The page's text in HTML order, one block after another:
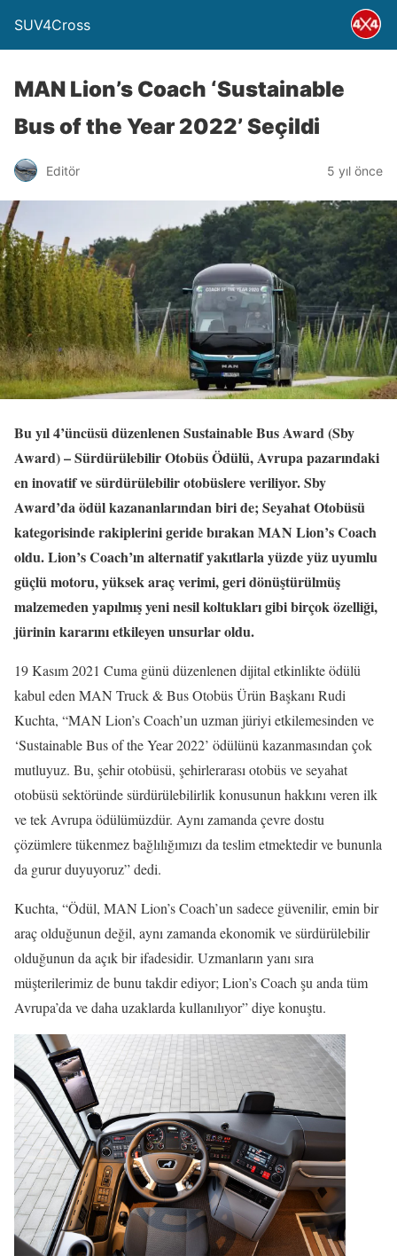
SUV4Cross
MAN Lion’s Coach ‘Sustainable
Bus of the Year 2022’ Seçildi
Editör 5 yıl önce
Bu yıl 4’üncüsü düzenlenen Sustainable Bus Award (Sby
Award) – Sürdürülebilir Otobüs Ödülü, Avrupa pazarındaki
en inovatif ve sürdürülebilir otobüslere veriliyor. Sby
Award’da ödül kazananlarından biri de; Seyahat Otobüsü
kategorisinde rakiplerini geride bırakan MAN Lion’s Coach
oldu. Lion’s Coach’ın alternatif yakıtlarla yüzde yüz uyumlu
güçlü motoru, yüksek araç verimi, geri dönüştürülmüş
malzemeden yapılmış yeni nesil koltukları gibi birçok özelliği,
jürinin kararını etkileyen unsurlar oldu.
19 Kasım 2021 Cuma günü düzenlenen dijital etkinlikte ödülü
kabul eden MAN Truck & Bus Otobüs Ürün Başkanı Rudi
Kuchta, “MAN Lion’s Coach’un uzman jüriyi etkilemesinden ve
‘Sustainable Bus of the Year 2022’ ödülünü kazanmasından çok
mutluyuz. Bu, şehir otobüsü, şehirlerarası otobüs ve seyahat
otobüsü sektöründe sürdürülebilirlik konusunun hakkını veren ilk
ve tek Avrupa ödülümüzdür. Aynı zamanda çevre dostu
çözümlere tükenmez bağlılığımızı da teslim etmektedir ve bununla
da gurur duyuyoruz” dedi.
Kuchta, “Ödül, MAN Lion’s Coach’un sadece güvenilir, emin bir
araç olduğunun değil, aynı zamanda ekonomik ve sürdürülebilir
olduğunun da açık bir ifadesidir. Uzmanların yanı sıra
müşterilerimiz de bunu takdir ediyor; Lion’s Coach şu anda tüm
Avrupa’da ve daha uzaklarda kullanılıyor” diye konuştu.